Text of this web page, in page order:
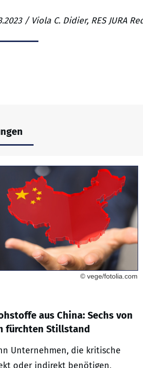
/ Viola C. Didier, RES JURA
© vege/fotolia.com
aus China: Sechs von
fürchten Stillstand
Unternehmen, die kritische
oder indirekt benötigen,